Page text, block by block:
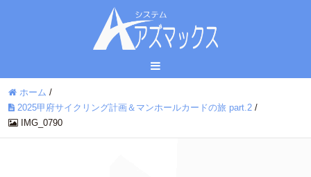
ホーム /
2025甲府サイクリング計画＆マンホールカードの旅 part.2 /
IMG_0790